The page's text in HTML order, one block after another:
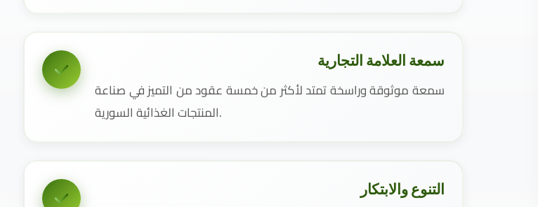
سمعة العلامة التجارية
سمعة موثوقة وراسخة تمتد لأكثر من خمسة عقود من التميز في صناعة
المنتجات الغذائية السورية.
التنوع والابتكار